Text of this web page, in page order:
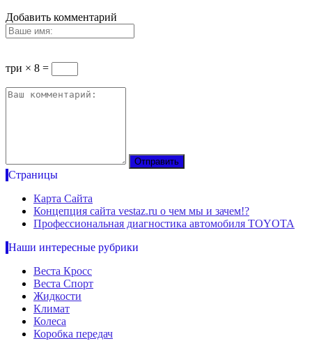
Добавить комментарий
три × 8 =
Страницы
Карта Сайта
Концепция сайта vestaz.ru о чем мы и зачем!?
Профессиональная диагностика автомобиля TOYOTA
Наши интересные рубрики
Веста Кросс
Веста Спорт
Жидкости
Климат
Колеса
Коробка передач